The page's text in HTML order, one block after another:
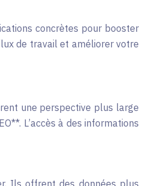
concrètes pour booster
de travail et améliorer votre
une perspective plus large
L’accès à des informations
Ils offrent des données plus